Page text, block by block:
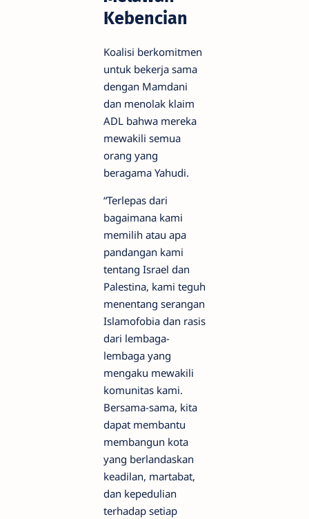
Kebencian
Koalisi berkomitmen
untuk bekerja sama
dengan Mamdani
dan menolak klaim
ADL bahwa mereka
mewakili semua
orang yang
beragama Yahudi.
“Terlepas dari
bagaimana kami
memilih atau apa
pandangan kami
tentang Israel dan
Palestina, kami teguh
menentang serangan
Islamofobia dan rasis
dari lembaga-
lembaga yang
mengaku mewakili
komunitas kami.
Bersama-sama, kita
dapat membantu
membangun kota
yang berlandaskan
keadilan, martabat,
dan kepedulian
terhadap setiap